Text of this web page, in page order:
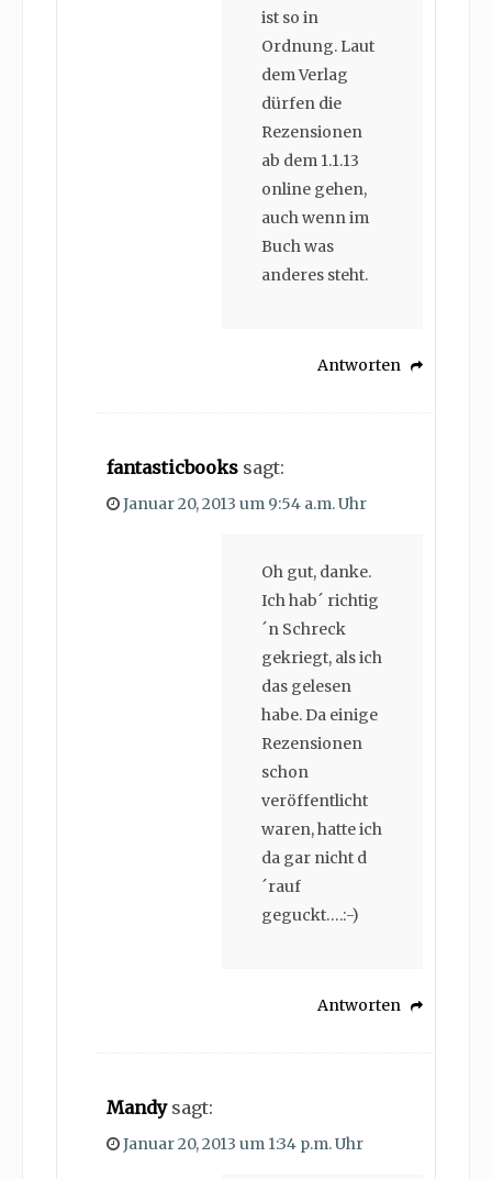
ist so in
Ordnung. Laut
dem Verlag
dürfen die
Rezensionen
ab dem 1.1.13
online gehen,
auch wenn im
Buch was
anderes steht.
Antworten
fantasticbooks sagt:
Januar 20, 2013 um 9:54 a.m. Uhr
Oh gut, danke.
Ich hab´ richtig
´n Schreck
gekriegt, als ich
das gelesen
habe. Da einige
Rezensionen
schon
veröffentlicht
waren, hatte ich
da gar nicht d
´rauf
geguckt….:-)
Antworten
Mandy sagt:
Januar 20, 2013 um 1:34 p.m. Uhr